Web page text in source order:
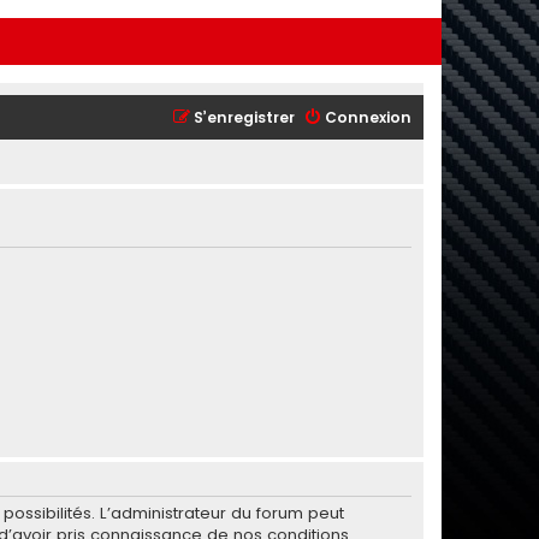
Connexion
S’enregistrer
L’administrateur du forum peut